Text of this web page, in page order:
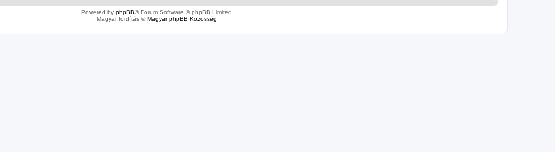
Powered by phpBB® Forum Software © phpBB Limited
Magyar fordítás ©Magyar phpBB Közösség